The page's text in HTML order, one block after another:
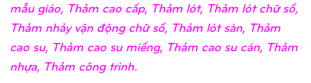
mẫu giáo, Thảm cao cấp, Thảm lót, Thảm lót chữ số,
Thảm nhảy vận động chữ số, Thảm lót sàn, Thảm
cao su, Thảm cao su miếng, Thảm cao su cán, Thảm
nhựa, Thảm công trình.